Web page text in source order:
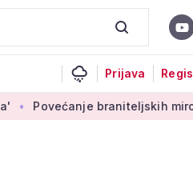
Prijava
braniteljskih mirovina za